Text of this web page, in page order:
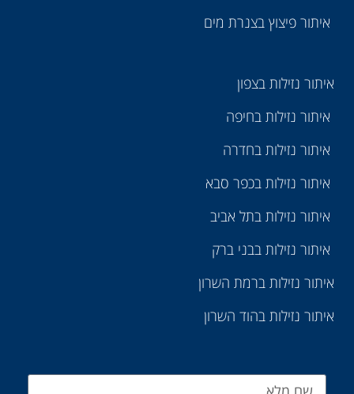
איתור נזילות בצפון
איתור נזילות בחיפה
איתור נזילות בחדרה
איתור נזילות בכפר סבא
איתור נזילות בתל אביב
איתור נזילות בבני ברק
איתור נזילות ברמת השרון
איתור נזילות בהוד השרון
איתור פיצוץ בצנרת מים